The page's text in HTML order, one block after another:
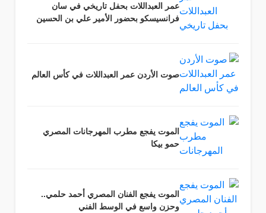
عمر العبداللات بحفل تاريخي في سان
فرانسيسكو بحضور الأمير علي بن الحسين
صوت الأردن عمر العبداللات في كأس العالم
الموت يفجع مطرب المهرجانات المصري
حمو بيكا
الموت يفجع الفنان المصري أحمد حلمي..
وحزن واسع في الوسط الفني